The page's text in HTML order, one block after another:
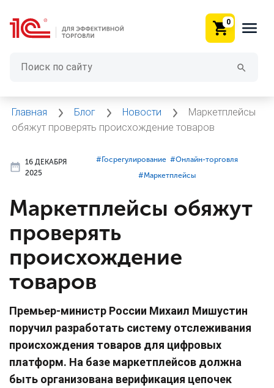
0
Главная Блог Новости
Маркетплейсы
обяжут проверять происхождение товаров
16 ДЕКАБРЯ
2025
#⁣Госрегулирование #⁣Онлайн-торговля
#⁣Маркетплейсы
Маркетплейсы обяжут
проверять
происхождение
товаров
Премьер-министр России Михаил Мишустин
поручил разработать систему отслеживания
происхождения товаров для цифровых
платформ. На базе маркетплейсов должна
быть организована верификация цепочек